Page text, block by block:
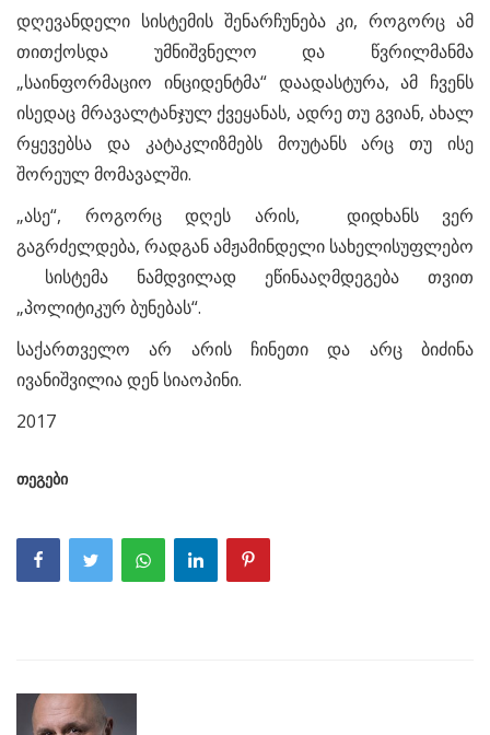
დღევანდელი სისტემის შენარჩუნება კი, როგორც ამ
თითქოსდა უმნიშვნელო და წვრილმანმა
„საინფორმაციო ინციდენტმა“ დაადასტურა, ამ ჩვენს
ისედაც მრავალტანჯულ ქვეყანას, ადრე თუ გვიან, ახალ
რყევებსა და კატაკლიზმებს მოუტანს არც თუ ისე
შორეულ მომავალში.
„ასე“, როგორც დღეს არის, დიდხანს ვერ
გაგრძელდება, რადგან ამჟამინდელი სახელისუფლებო
სისტემა ნამდვილად ეწინააღმდეგება თვით
„პოლიტიკურ ბუნებას“.
საქართველო არ არის ჩინეთი და არც ბიძინა
ივანიშვილია დენ სიაოპინი.
2017
თეგები